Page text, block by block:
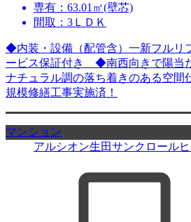
専有：63.01㎡(壁芯)
間取：3ＬＤＫ
◆内装・設備（配管含）一新フルリ
ービス保証付き ◆南西向きで陽
ナチュラル調の落ち着きのある空
規模修繕工事実施済！
マンション
アルシオン生田サンクロール